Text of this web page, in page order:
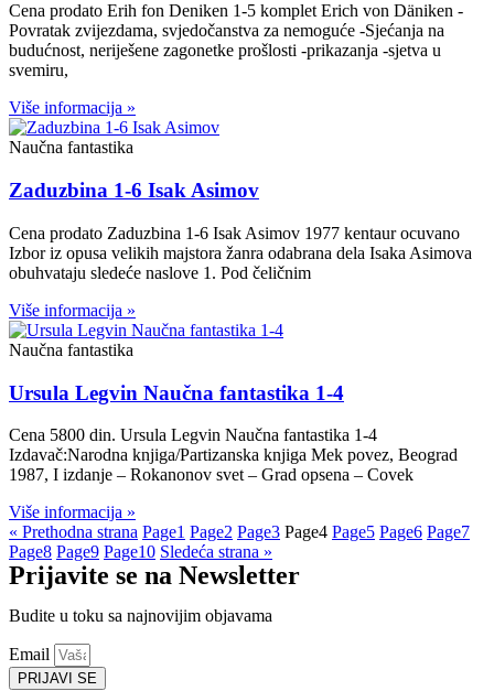
Cena prodato Erih fon Deniken 1-5 komplet Erich von Däniken -
Povratak zvijezdama, svjedočanstva za nemoguće -Sjećanja na
budućnost, neriješene zagonetke prošlosti -prikazanja -sjetva u
svemiru,
Više informacija »
Naučna fantastika
Zaduzbina 1-6 Isak Asimov
Cena prodato Zaduzbina 1-6 Isak Asimov 1977 kentaur ocuvano
Izbor iz opusa velikih majstora žanra odabrana dela Isaka Asimova
obuhvataju sledeće naslove 1. Pod čeličnim
Više informacija »
Naučna fantastika
Ursula Legvin Naučna fantastika 1-4
Cena 5800 din. Ursula Legvin Naučna fantastika 1-4
Izdavač:Narodna knjiga/Partizanska knjiga Mek povez, Beograd
1987, I izdanje – Rokanonov svet – Grad opsena – Covek
Više informacija »
« Prethodna strana Page1 Page2 Page3 Page4 Page5 Page6 Page7
Page8 Page9 Page10 Sledeća strana »
Prijavite se na Newsletter
Budite u toku sa najnovijim objavama
Email
PRIJAVI SE